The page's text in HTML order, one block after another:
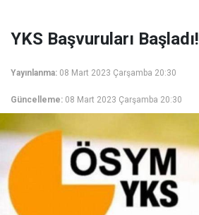
YKS Başvuruları Başladı!
Yayınlanma: 08 Mart 2023 Çarşamba 20:30
Güncelleme: 08 Mart 2023 Çarşamba 20:30